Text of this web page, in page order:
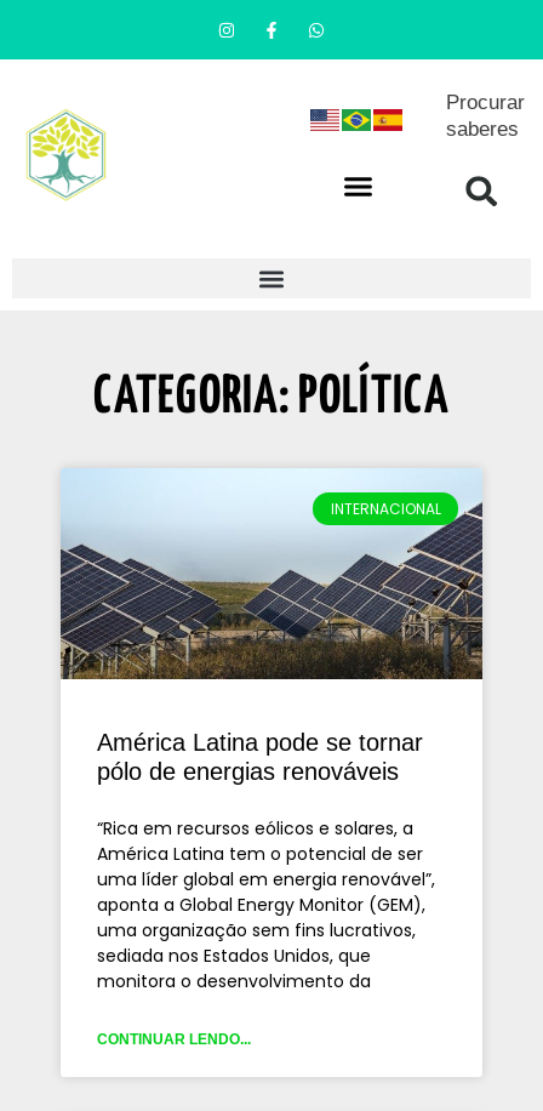
Procurar
saberes
CATEGORIA: POLÍTICA
INTERNACIONAL
América Latina pode se tornar
pólo de energias renováveis
“Rica em recursos eólicos e solares, a
América Latina tem o potencial de ser
uma líder global em energia renovável”,
aponta a Global Energy Monitor (GEM),
uma organização sem fins lucrativos,
sediada nos Estados Unidos, que
monitora o desenvolvimento da
CONTINUAR LENDO...